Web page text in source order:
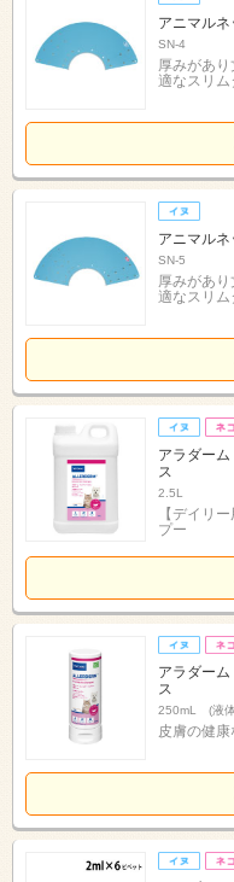
アニマルネ
SN-4
厚みがあ
適なスリ
アニマルネ
SN-5
厚みがあ
適なスリ
アラダー
ス
2.5L
【デイリ
プー
アラダー
ス
250mL (液
皮膚の健